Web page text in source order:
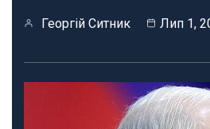
Георгій Ситник Лип 1,